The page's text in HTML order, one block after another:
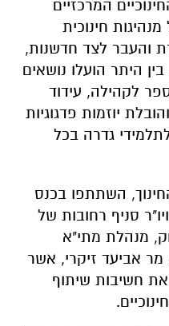
המרכזיים
חינוכית
והעבר לצד חדשנות,
היתר הועלו נושאים
לקהילה, עידוד
יוזמות פדגוגיות
גדרה בכל
השתתפו בכנס
סניף רחובות של
מנהלת מתי"א
מר אביעד זיקרי, אשר
חשיבות שיתוף